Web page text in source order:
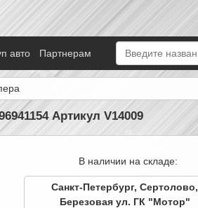
авто Партнерам
Артикул V14009
В наличии на складе:
Санкт-Петербург, Сертолово,
Березовая ул. ГК "Мотор"